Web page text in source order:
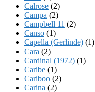
Calrose (2)
Campa (2)
Campbell 11 (2)
Canso (1)
Capella (Gerlinde) (1)
Cara (2)
Cardinal (1972) (1)
Caribe (1)
Cariboo (2)
Carina (2)